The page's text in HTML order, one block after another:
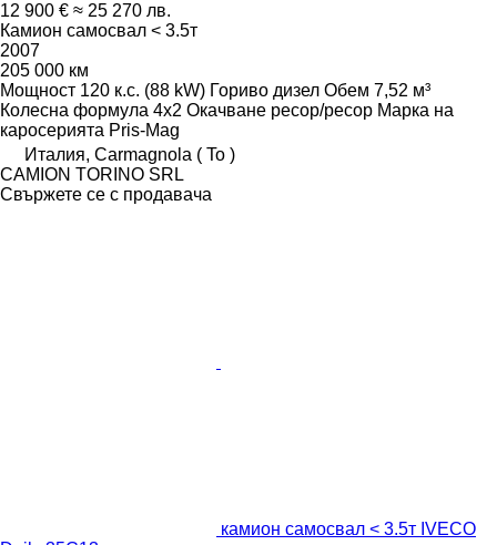
12 900 € ≈ 25 270 лв.
Камион самосвал < 3.5т
2007
205 000 км
Мощност 120 к.с. (88 kW) Гориво дизел Обем 7,52 м³
Колесна формула 4x2 Окачване ресор/ресор Марка на
каросерията Pris-Mag
Италия, Carmagnola ( To )
CAMION TORINO SRL
Свържете се с продавача
камион самосвал < 3.5т IVECO